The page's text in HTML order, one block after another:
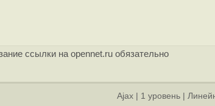
ссылки на opennet.ru обязательно
Ajax 1 уровень